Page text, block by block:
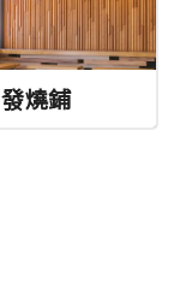
發燒鋪